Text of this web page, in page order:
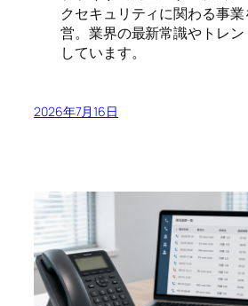
クセキュリティに関わる事業
営。業界の最新常識やトレ
しています。
2026年7月16日